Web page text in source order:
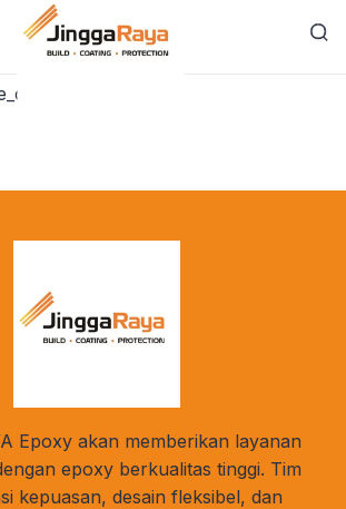
Epoxy akan memberikan layanan
epoxy berkualitas tinggi. Tim
kepuasan, desain fleksibel, dan